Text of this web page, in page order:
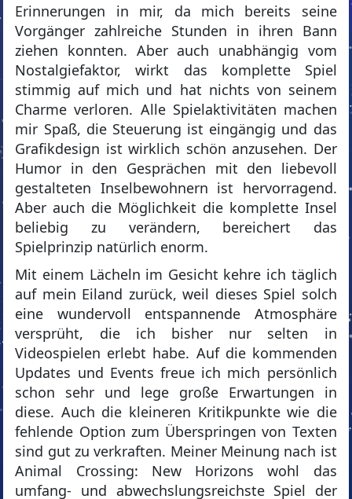
Erinnerungen in mir, da mich bereits seine
Vorgänger zahlreiche Stunden in ihren Bann
ziehen konnten. Aber auch unabhängig vom
Nostalgiefaktor, wirkt das komplette Spiel
stimmig auf mich und hat nichts von seinem
Charme verloren. Alle Spielaktivitäten machen
mir Spaß, die Steuerung ist eingängig und das
Grafikdesign ist wirklich schön anzusehen. Der
Humor in den Gesprächen mit den liebevoll
gestalteten Inselbewohnern ist hervorragend.
Aber auch die Möglichkeit die komplette Insel
beliebig zu verändern, bereichert das
Spielprinzip natürlich enorm.
Mit einem Lächeln im Gesicht kehre ich täglich
auf mein Eiland zurück, weil dieses Spiel solch
eine wundervoll entspannende Atmosphäre
versprüht, die ich bisher nur selten in
Videospielen erlebt habe. Auf die kommenden
Updates und Events freue ich mich persönlich
schon sehr und lege große Erwartungen in
diese. Auch die kleineren Kritikpunkte wie die
fehlende Option zum Überspringen von Texten
sind gut zu verkraften. Meiner Meinung nach ist
Animal Crossing: New Horizons wohl das
umfang- und abwechslungsreichste Spiel der